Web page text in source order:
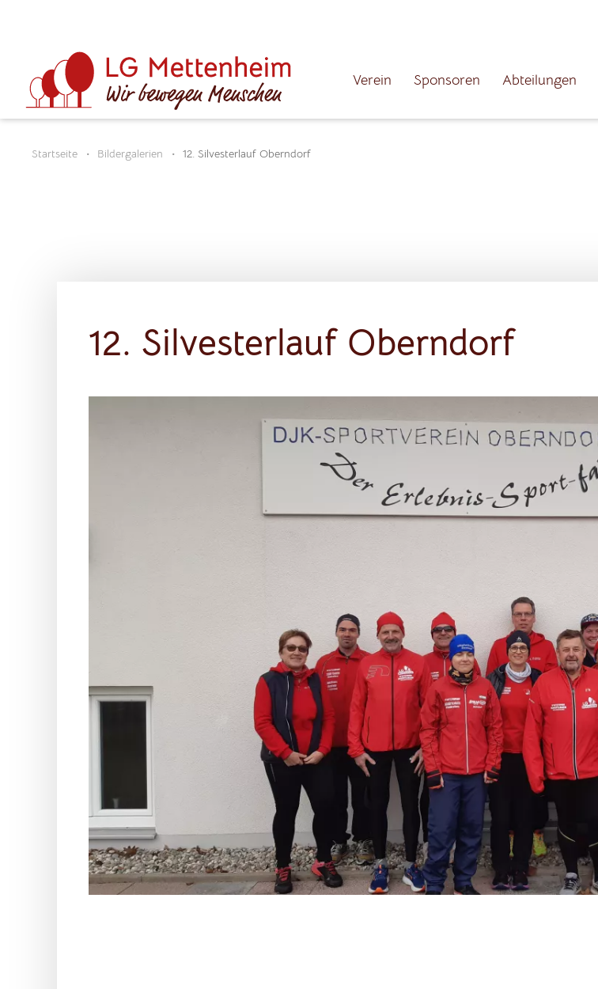
Verein Sponsoren Abteilungen
Startseite Bildergalerien 12. Silvesterlauf Oberndorf
12. Silvesterlauf Oberndorf